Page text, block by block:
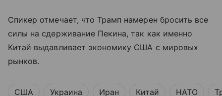
Спикер отмечает, что Трамп намерен бросить все
силы на сдерживание Пекина, так как именно
Китай выдавливает экономику США с мировых
рынков.
США Украина Иран Китай НАТО